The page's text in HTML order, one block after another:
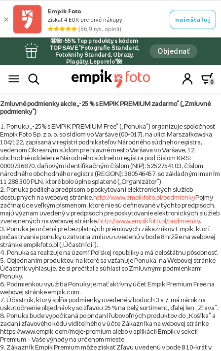
🤩🌺-55% Top produkty s kódom
TOPSAVE *Fotografie Štandard,
Fotoknihy Štandard, Obrazy,
Plagáty, Leporelo*🌺
Objednať
0
Zmluvné podmienky akcie „-25 % s EMPIK PREMIUM zadarmo“ („Zmluvné
podmienky“)
Ponuku „-25% s EMPIK PREMIUM Free“ („Ponuka“) organizuje spoločnosť
Empik Foto Sp. z o. o. so sídlom vo Varšave (00-017), na ulici Marszałkowska
104/122, zapísaná v registri podnikateľov Národného súdneho registra,
vedenom Okresným súdom pre hlavné mesto Varšava vo Varšave, 12.
obchodné oddelenie Národného súdneho registra pod číslom KRS:
0000736870, daňovým identifikačným číslom (NIP): 5252754103, číslom
národného obchodného registra (REGON): 380546457, so základným imaním
11 288 300 PLN, ktoré bolo úplne splatené („Organizátor“).
Ponuka podlieha predpisom o poskytovaní elektronických služieb
dostupných na webovej stránke. http://www.empikfoto.pl/podmienkyPojmy
začínajúce veľkým písmenom, ktoré nie sú definované v týchto predpisoch,
majú význam uvedený v predpisoch pre poskytovanie elektronických služieb
zverejnených na webovej stránke. http://www.empikfoto.pl/podmienky.
Ponuka je určená pre bezplatných prémiových zákazníkov Empik, ktorí
počas trvania ponuky uzatvoria zmluvu uvedenú v bode 8 nižšie na webovej
stránke empikfoto.pl („Účastníci“).
Ponuka sa realizuje na území Poľskej republiky a má celoštátnu pôsobnosť.
Objednaním produktov, na ktoré sa vzťahuje Ponuka, na Webovej stránke
Účastník vyhlasuje, že si prečítal a súhlasí so Zmluvnými podmienkami
Ponuky.
Podmienkou využitia Ponuky je mať aktívny účet Empik Premium Free na
webovej stránke empik.com.
Účastník, ktorý spĺňa podmienky uvedené v bodoch 3 a 7, má nárok na
uskutočnenie objednávky so zľavou 25 % na celý sortiment, ďalej len „Zľava“.
Ponuka bude vypočítaná po pridaní ľubovoľných produktov do „Košíka“ a
zadaní zľavového kódu viditeľného v účte Zákazníka na webovej stránke
https://www.empik.com/moje-premium alebo v aplikácii Empik v sekcii
Premium – Vaše výhody na určenom mieste.
Zákazník Empik Premium môže získať Zľavu uvedenú v bode 8 10-krát v